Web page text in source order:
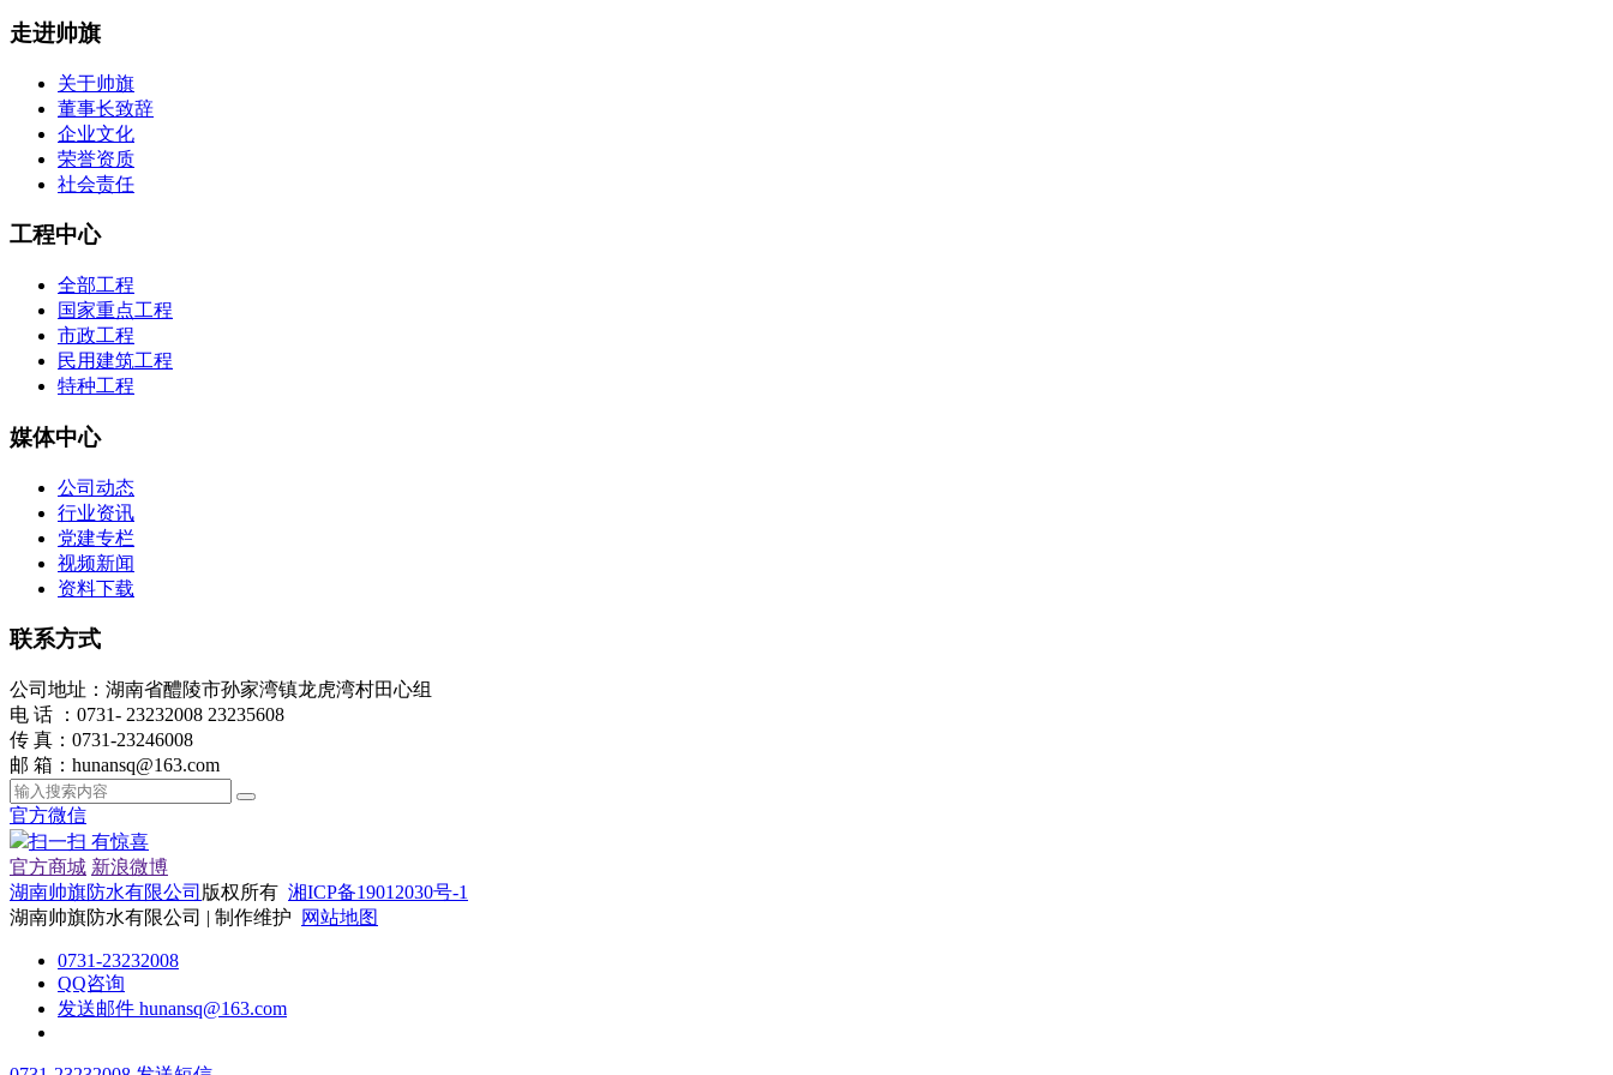
走进帅旗
关于帅旗
董事长致辞
企业文化
荣誉资质
社会责任
工程中心
全部工程
国家重点工程
市政工程
民用建筑工程
特种工程
媒体中心
公司动态
行业资讯
党建专栏
视频新闻
资料下载
联系方式
公司地址：湖南省醴陵市孙家湾镇龙虎湾村田心组
电 话 ：0731- 23232008 23235608
传 真：0731-23246008
邮 箱：hunansq@163.com
官方微信
扫一扫 有惊喜
官方商城 新浪微博
湖南帅旗防水有限公司 版权所有 湘ICP备19012030号-1
湖南帅旗防水有限公司 | 制作维护
网站地图
0731-23232008
QQ咨询
发送邮件 hunansq@163.com